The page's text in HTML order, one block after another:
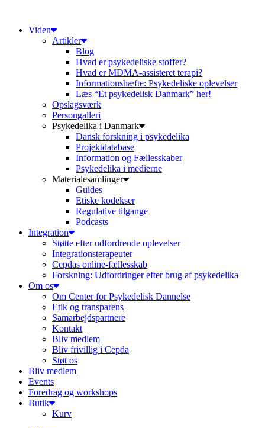
indholdViden
Artikler
Blog
Hvad er psykedeliske stoffer?
Hvad er MDMA-assisteret terapi?
Informationshæfte: Psykedeliske oplevelser
Læs “Et psykedelisk Danmark” her!
Opslagsværk
Persongalleri
Psykedelika i Danmark
Dansk forskning i psykedelika
Projektdatabase
Information og Fællesskaber
Psykedelika i medierne
Materialesamlinger
Guides
Etiske kodekser
Regulative tilgange
Podcasts
Integration
Støtte efter udfordrende oplevelser
Integrationsterapeuter
Cepdas online-fællesskab
Forskning: Udfordringer efter brug af psykedelika
Om os
Om Center for Psykedelisk Dannelse
Etik og transparens
Samarbejdspartnere
Kontakt
Bliv medlem
Bliv frivillig i Cepda
Støt os
Bliv medlem
Events
Foredrag og workshops
Butik
Kurv